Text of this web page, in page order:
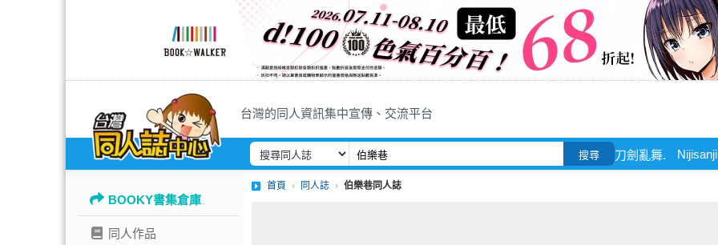
台灣的同人資訊集中宣傳、交流平台
搜尋 刀劍亂舞.
BOOKY書集倉庫
同人作品
首頁 同人誌 伯樂巷同人誌